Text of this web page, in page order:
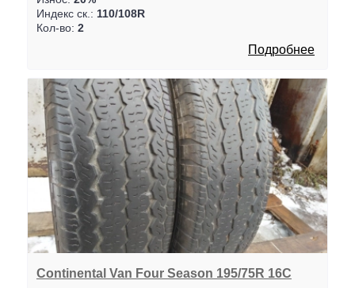
Индекс ск.: 110/108R
Кол-во: 2
Подробнее
Continental Van Four Season 195/75R 16C